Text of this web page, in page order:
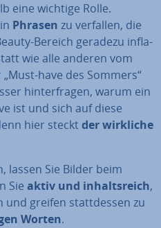
eine wichtige Rolle.
Phrasen zu verfallen, die
Bereich geradezu in­fla­
wie alle anderen vom
have des Sommers“
hin­ter­fra­gen, warum ein
ist und sich auf diese
hier stecktder wirkliche
lassen Sie Bilder beim
Sie aktiv und in­halts­reich,
und greifen statt­des­sen zu
Worten.